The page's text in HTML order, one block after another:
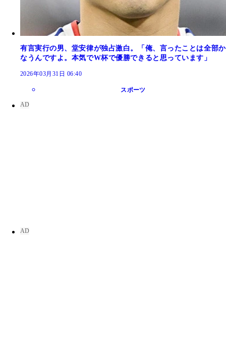
有言実行の男、堂安律が独占激白。「俺、言ったことは全部か
なうんですよ。本気でW杯で優勝できると思っています」
2026年03月31日 06:40
スポーツ